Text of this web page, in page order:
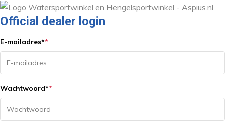
Official dealer login
E-mailadres**
Wachtwoord**